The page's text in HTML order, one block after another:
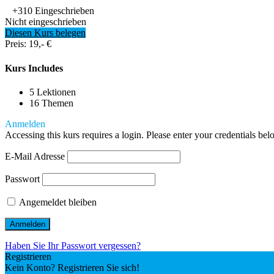
+310 Eingeschrieben
Nicht eingeschrieben
Diesen Kurs belegen
Preis: 19,- €
Kurs Includes
5 Lektionen
16 Themen
Anmelden
Accessing this kurs requires a login. Please enter your credentials
E-Mail Adresse
Passwort
Angemeldet bleiben
Haben Sie Ihr Passwort vergessen?
Registrieren
Kein Konto? Registrieren Sie sich!